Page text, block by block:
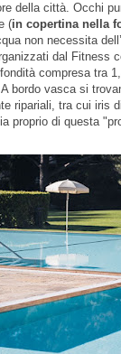
della città. Occhi
(in copertina nella
non necessita
dal Fitness
compresa tra
bordo vasca si
ripariali, tra cui iris
proprio di questa